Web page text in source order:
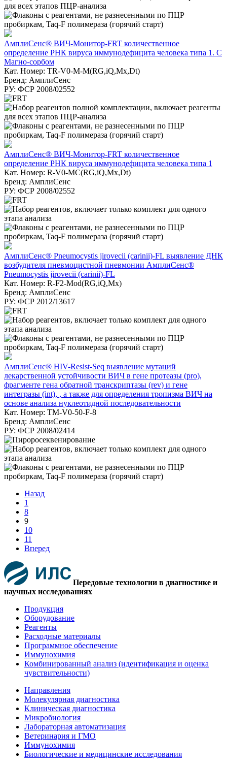
АмплиСенс® ВИЧ-Монитор-FRT количественное
определение РНК вируса иммунодефицита человека типа 1. С
Магно-сорбом
Кат. Номер: TR-V0-M-M(RG,iQ,Mx,Dt)
Бренд: АмплиСенс
РУ: ФСР 2008/02552
АмплиСенс® ВИЧ-Монитор-FRT количественное
определение РНК вируса иммунодефицита человека типа 1
Кат. Номер: R-V0-MC(RG,iQ,Mx,Dt)
Бренд: АмплиСенс
РУ: ФСР 2008/02552
АмплиСенс® Pneumocystis jirovecii (carinii)-FL выявление ДНК
возбудителя пневмоцистной пневмонии АмплиСенс®
Pneumocystis jirovecii (carinii)-FL
Кат. Номер: R-F2-Mod(RG,iQ,Mx)
Бренд: АмплиСенс
РУ: ФСР 2012/13617
АмплиСенс® HIV-Resist-Seq выявление мутаций
лекарственной устойчивости ВИЧ в гене протеазы (pro),
фрагменте гена обратной транскриптазы (rev) и гене
интегразы (int), , а также для определения тропизма ВИЧ на
основе анализа нуклеотидной последовательности
Кат. Номер: TM-V0-50-F-8
Бренд: АмплиСенс
РУ: ФСР 2008/02414
Назад
1
8
9
10
11
Вперед
Передовые технологии в диагностике и
научных исследованиях
Продукция
Оборудование
Реагенты
Расходные материалы
Программное обеспечение
Иммунохимия
Комбинированный анализ (идентификация и оценка
чувствительности)
Направления
Молекулярная диагностика
Клиническая диагностика
Микробиология
Лабораторная автоматизация
Ветеринария и ГМО
Иммунохимия
Биологические и медицинские исследования